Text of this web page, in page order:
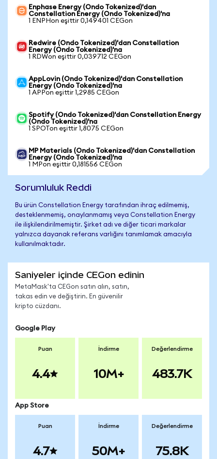
Enphase Energy (Ondo Tokenized)'dan
Constellation Energy (Ondo Tokenized)'na
1 ENPHon eşittir 0,149401 CEGon
Redwire (Ondo Tokenized)'dan Constellation
Energy (Ondo Tokenized)'na
1 RDWon eşittir 0,039712 CEGon
AppLovin (Ondo Tokenized)'dan Constellation
Energy (Ondo Tokenized)'na
1 APPon eşittir 1,2985 CEGon
Spotify (Ondo Tokenized)'dan Constellation Energy
(Ondo Tokenized)'na
1 SPOTon eşittir 1,8075 CEGon
MP Materials (Ondo Tokenized)'dan Constellation
Energy (Ondo Tokenized)'na
1 MPon eşittir 0,181556 CEGon
Sorumluluk Reddi
Bu ürün Constellation Energy tarafından ihraç edilmemiş,
desteklenmemiş, onaylanmamış veya Constellation Energy
ile ilişkilendirilmemiştir. Şirket adı ve diğer ticari markalar
yalnızca dayanak referans varlığını tanımlamak amacıyla
kullanılmaktadır.
Saniyeler içinde CEGon edinin
MetaMask'ta CEGon satın alın, satın,
takas edin ve değiştirin. En güvenilir
kripto cüzdanı.
Google Play
Puan
4.4
İndirme
10M+
Değerlendirme
483.7K
App Store
Puan
4.7
İndirme
50M+
Değerlendirme
75.8K